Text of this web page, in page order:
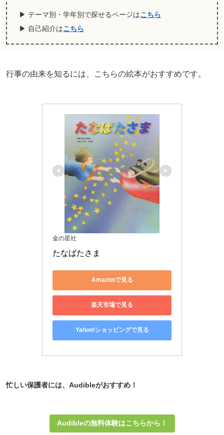
▶ テーマ別・学年別で探せるページはこちら
▶ 自己紹介はこちら
行事の由来を知るには、こちらの絵本がおすすめです。
金の星社
たなばたさま
Amazonで見る
楽天市場で見る
Yahoo!ショッピングで見る
忙しい保護者には、Audibleがおすすめ！
Audibleの無料体験はこちらから！